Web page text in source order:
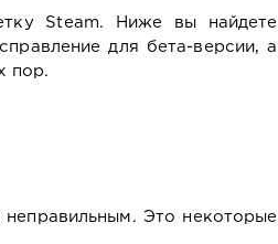
Steam. Ниже вы найдете
для бета-версии, а
пор.
Это некоторые